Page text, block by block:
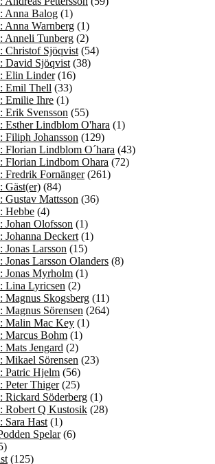
Anna Balog (1)
Anna Warnberg (1)
Anneli Tunberg (2)
Christof Sjöqvist (54)
David Sjöqvist (38)
Elin Linder(16)
Emil Thell (33)
Emilie Ihre (1)
Erik Svensson (55)
Esther Lindblom O'hara (1)
Filiph Johansson (129)
Florian Lindblom O´hara (43)
Florian Lindbom Ohara (72)
Fredrik Fornänger(261)
Gäst(er) (84)
Gustav Mattsson (36)
Hebbe (4)
Johan Olofsson (1)
Johanna Deckert (1)
Jonas Larsson (15)
Jonas Larsson Olanders (8)
Jonas Myrholm (1)
Lina Lyricsen (2)
Magnus Skogsberg (11)
Magnus Sörensen (264)
Malin Mac Key (1)
Marcus Bohm (1)
Mats Jengard (2)
Mikael Sörensen (23)
Patric Hjelm (56)
Peter Thiger(25)
Rickard Söderberg (1)
Robert Q Kustosik (28)
Sara Hast (1)
Spelar(6)
(125)